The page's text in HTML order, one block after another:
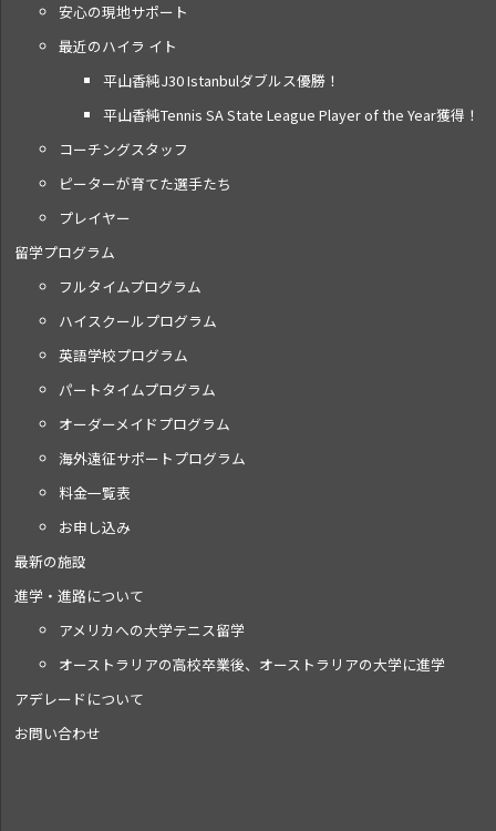
安心の現地サポート
最近のハイラ イト
平山香純J30 Istanbulダブルス優勝！
平山香純Tennis SA State League Player of the Year獲得！
コーチングスタッフ
ピーターが育てた選手たち
プレイヤー
留学プログラム
フルタイムプログラム
ハイスクールプログラム
英語学校プログラム
パートタイムプログラム
オーダーメイドプログラム
海外遠征サポートプログラム
料金一覧表
お申し込み
最新の施設
進学・進路について
アメリカへの大学テニス留学
オーストラリアの高校卒業後、オーストラリアの大学に進学
アデレードについて
お問い合わせ